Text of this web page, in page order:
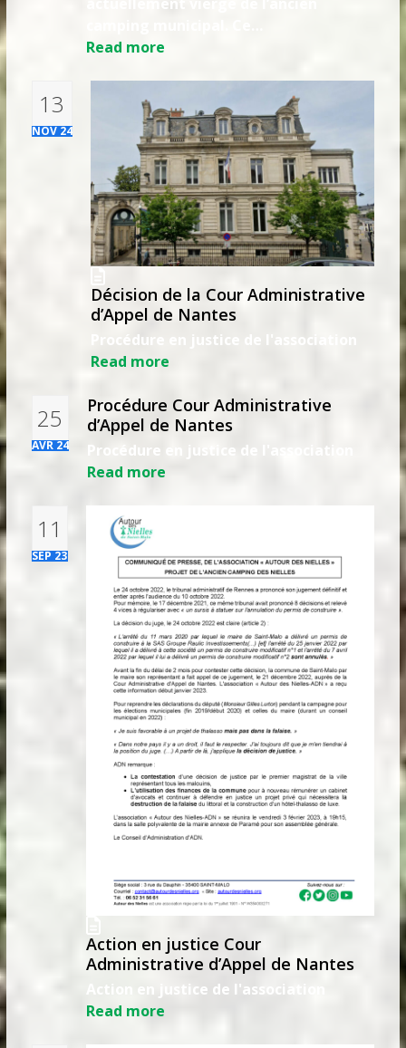
Read more
13
NOV 24
Décision de la Cour Administrative
d’Appel de Nantes
Procédure en justice de l'association
Read more
25
AVR 24
Procédure Cour Administrative
d’Appel de Nantes
Procédure en justice de l'association
Read more
11
SEP 23
Action en justice Cour
Administrative d’Appel de Nantes
Action en justice de l'association
Read more